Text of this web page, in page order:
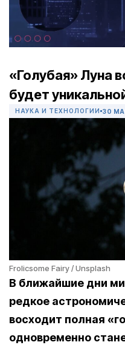
«Голубая» Луна
будет
НАУКА И ТЕХНОЛОГИИ 30
Frolicsome Fairy / Unsplash
В ближайшие дни
редкое
восходит полная
одновременно